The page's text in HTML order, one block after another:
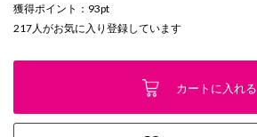
獲得ポイント： 93pt
217 人がお気に入り登録しています
カートに入れる